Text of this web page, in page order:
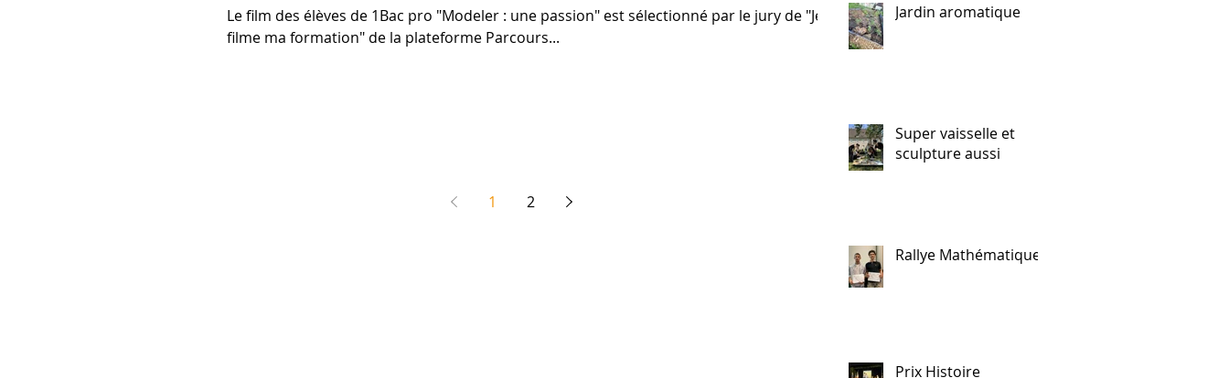
Le film des élèves de 1Bac pro "Modeler : une passion" est sélectionné par le jury de "Je
filme ma formation" de la plateforme Parcours...
1 2
Jardin aromatique
Super vaisselle et
sculpture aussi
Rallye Mathématiques
Prix Histoire